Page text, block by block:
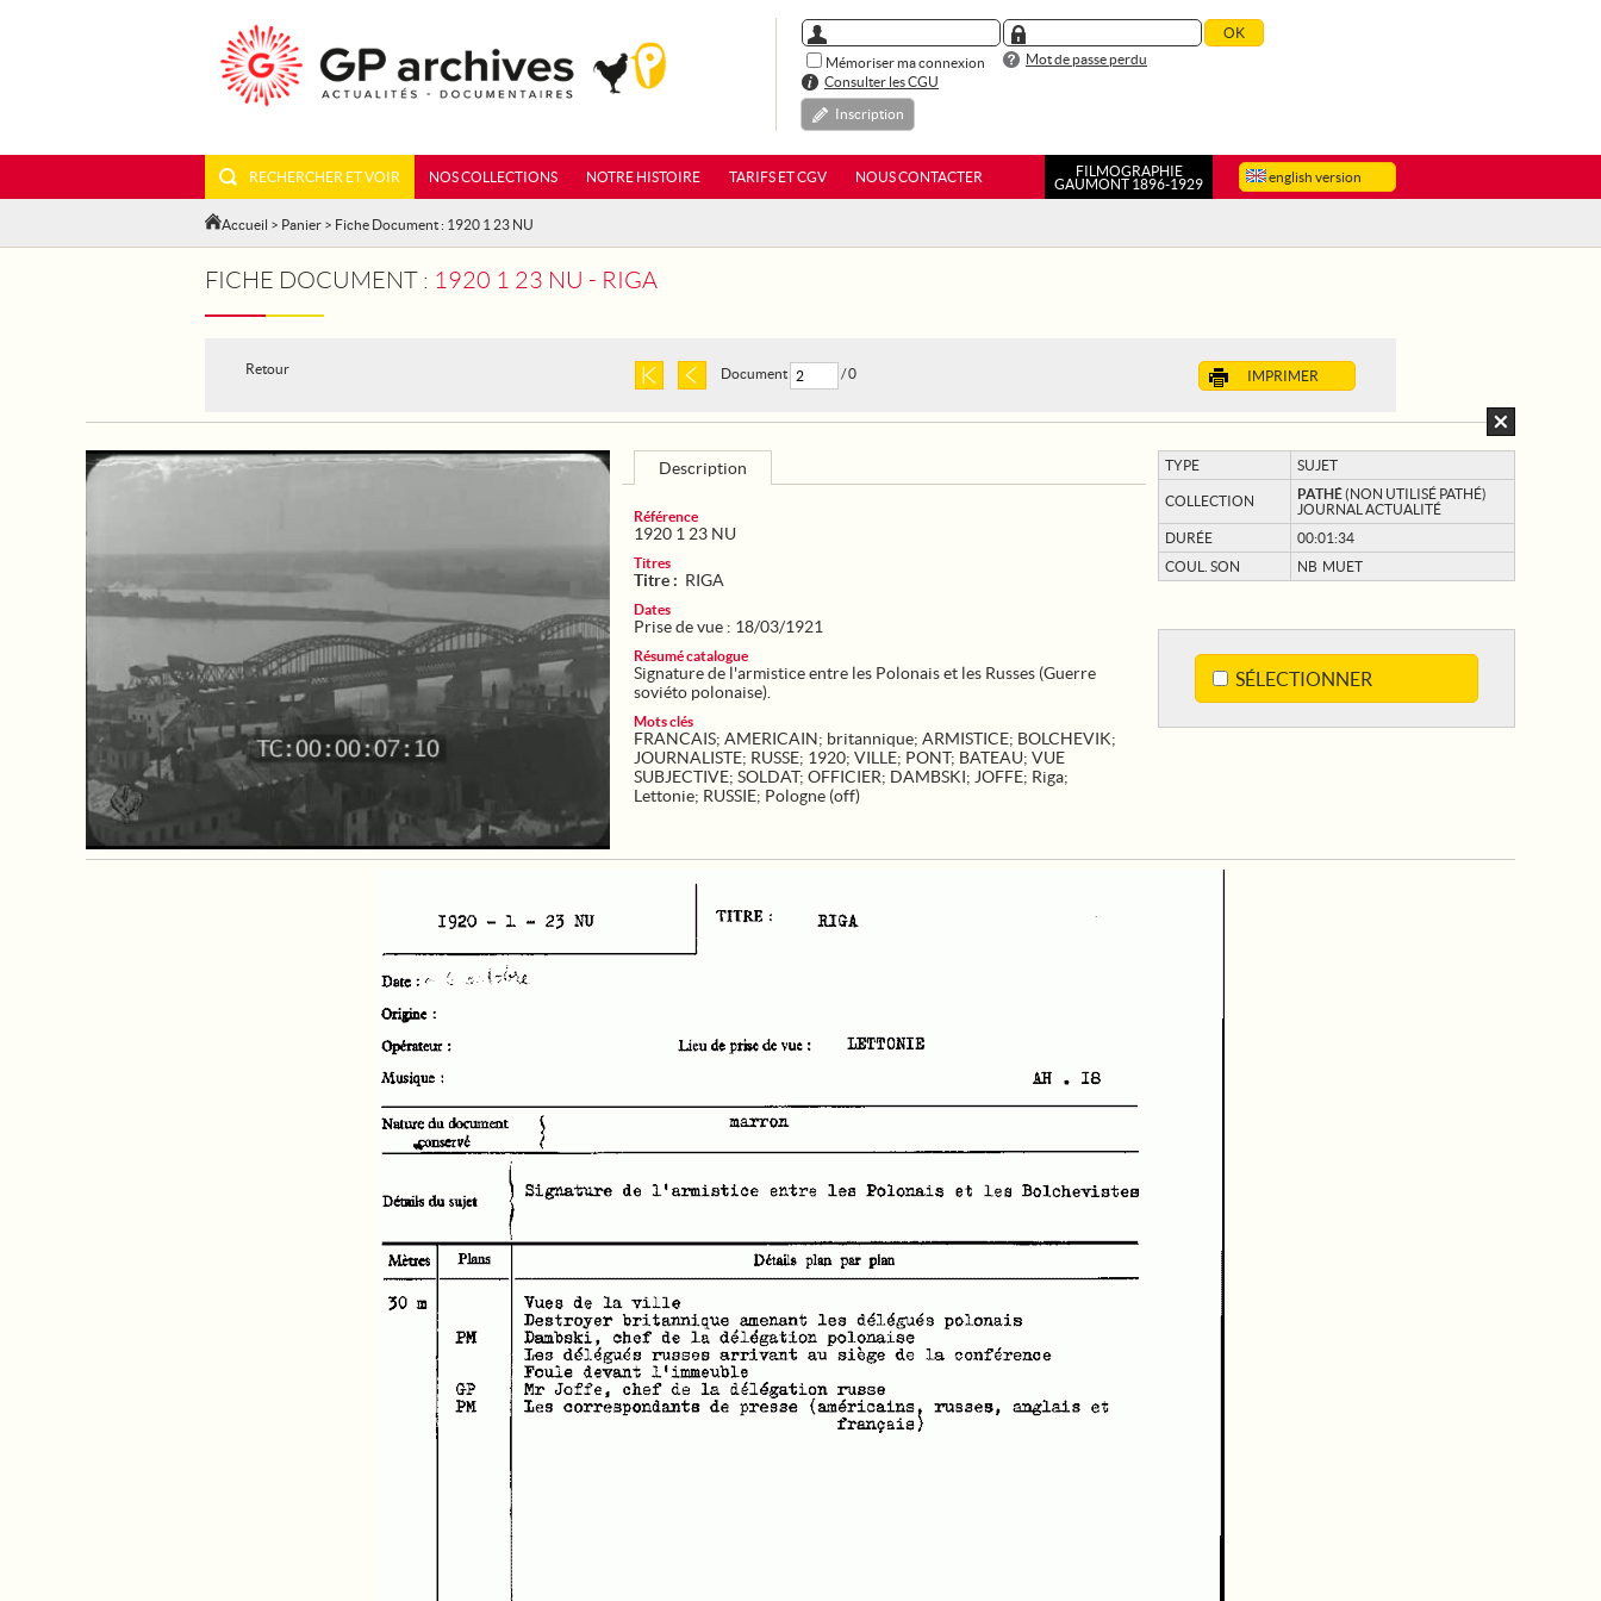
Mémoriser ma connexion
Mot de passe perdu
Consulter les CGU
Inscription
english version
RECHERCHER ET VOIR NOS COLLECTIONS NOTRE HISTOIRE TARIFS ET CGV NOUS CONTACTER
FILMOGRAPHIE
GAUMONT 1896-1929
Accueil > Panier > Fiche Document : 1920 1 23 NU
FICHE DOCUMENT : 1920 1 23 NU - RIGA
Retour IMPRIMER
Document / 0
TYPE SUJET
COLLECTION PATHÉ(NON UTILISÉ PATHÉ)
JOURNAL ACTUALITÉ
DURÉE
00:01:34
COUL. SON
NB MUET
SÉLECTIONNER
Description
Référence
1920 1 23 NU
Titres
Titre : RIGA
Dates
Prise de vue : 18/03/1921
Résumé catalogue
Signature de l'armistice entre les Polonais et les Russes (Guerre
soviéto polonaise).
Mots clés
FRANCAIS; AMERICAIN; britannique; ARMISTICE; BOLCHEVIK;
JOURNALISTE; RUSSE; 1920; VILLE; PONT; BATEAU; VUE
SUBJECTIVE; SOLDAT; OFFICIER; DAMBSKI; JOFFE; Riga;
Lettonie; RUSSIE; Pologne (off)